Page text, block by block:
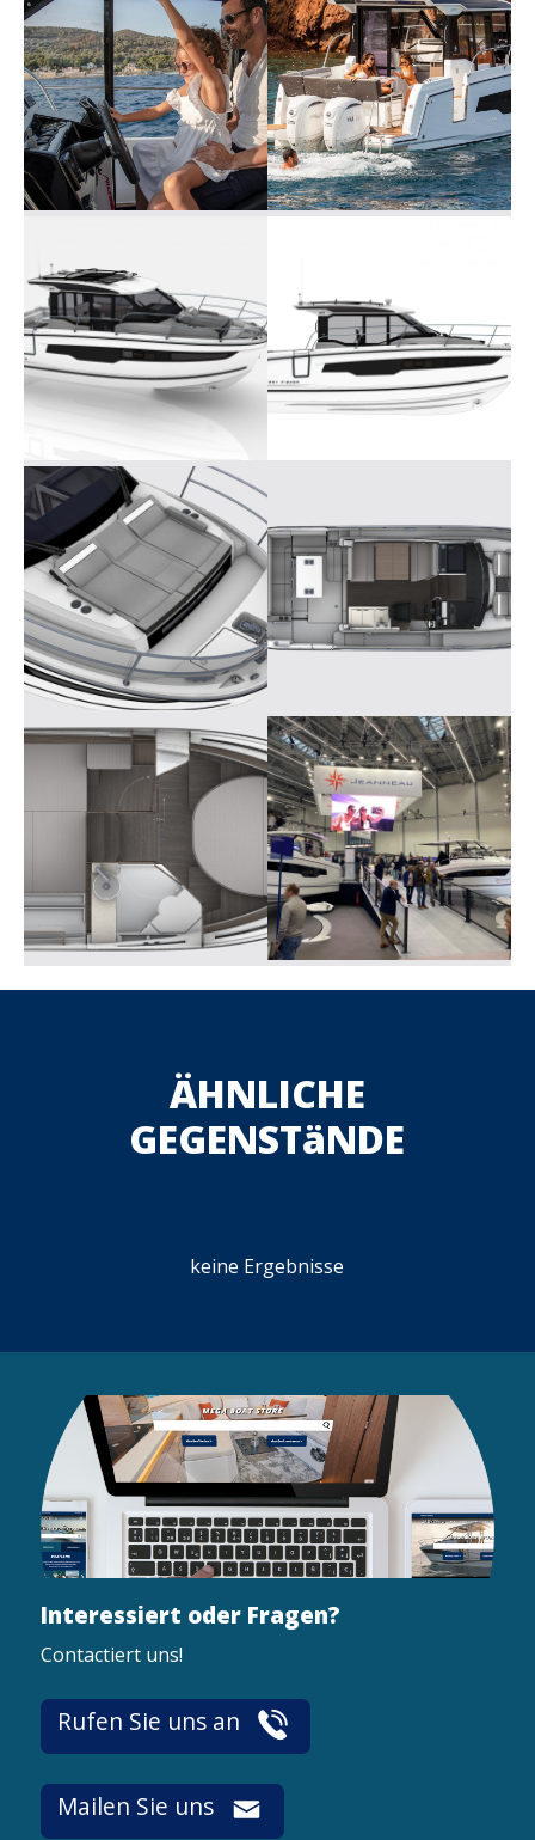
ÄHNLICHE
GEGENSTäNDE
keine Ergebnisse
Interessiert oder Fragen?
Contactiert uns!
Rufen Sie uns an
Mailen Sie uns